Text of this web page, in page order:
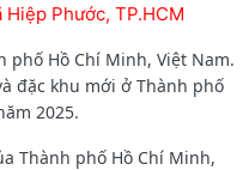
Phước, TP.HCM
phố Hồ Chí Minh, Việt Nam.
đặc khu mới ở Thành phố
2025.
Thành phố Hồ Chí Minh,